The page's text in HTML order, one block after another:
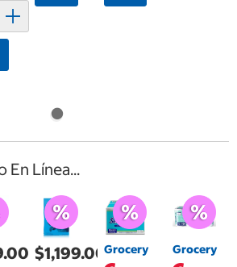
En Línea...
$1,199.00Grocery Grocery